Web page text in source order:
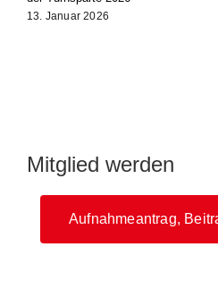
13. Januar 2026
Mitglied werden
Aufnahmeantrag,